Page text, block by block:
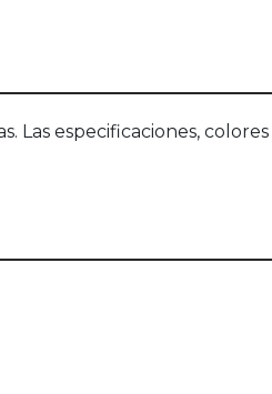
Las especificaciones,